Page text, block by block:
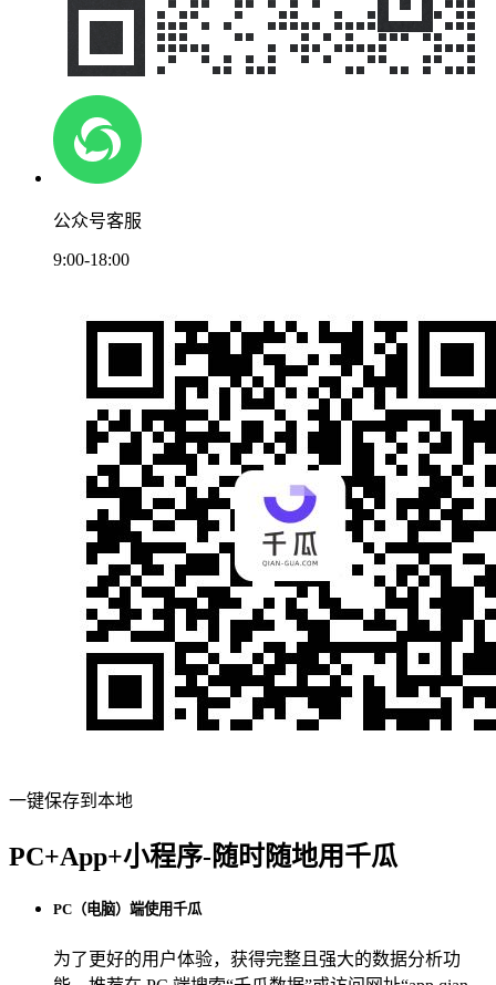
公众号客服
9:00-18:00
一键保存到本地
PC+App+小程序-随时随地用千瓜
PC（电脑）端使用千瓜
为了更好的用户体验，获得完整且强大的数据分析功